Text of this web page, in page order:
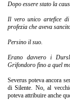
Dopo essere stato la
Il vero unico artefice
profezia che aveva
Persino il suo.
Erano davvero i
Grifondoro fino a quel
Severus poteva ancora
di Silente. No, al
poteva attribuire anche